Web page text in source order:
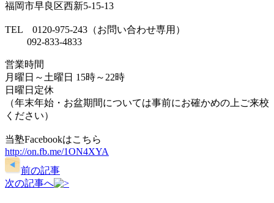
福岡市早良区西新5-15-13
TEL 0120-975-243（お問い合わせ専用）
092-833-4833
営業時間
月曜日～土曜日 15時～22時
日曜日定休
（年末年始・お盆期間については事前にお確かめの上ご来校
ください）
当塾Facebookはこちら
http://on.fb.me/1ON4XYA
前の記事
次の記事へ